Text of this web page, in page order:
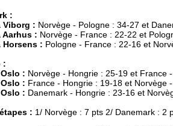
:
Viborg : Norvège - Pologne : 34-27 et
Aarhus : Norvège - France : 22-22 et
Horsens : Pologne - France : 22-16 et
:
: Norvège - Hongrie : 25-19 et France
: France - Hongrie : 19-18 et Norvège
: Danemark - Hongrie : 23-16 et
: 1/ Norvège : 7 pts 2/ Danemark : 2